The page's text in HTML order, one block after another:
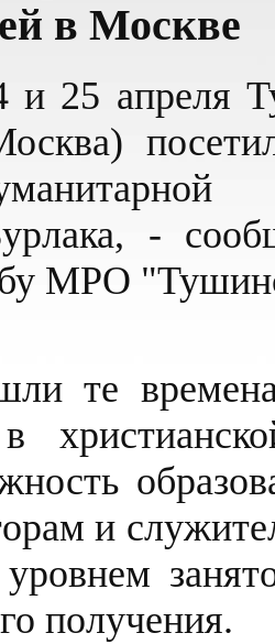
в Москве
и 25 апреля
-
МРО
те
в
и
получения.